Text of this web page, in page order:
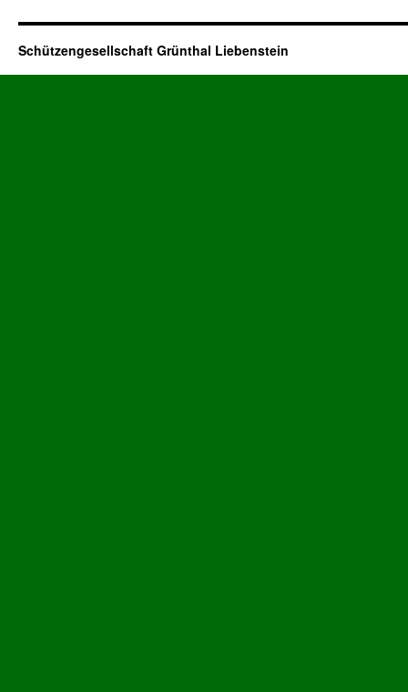
Schützengesellschaft Grünthal Liebenstein